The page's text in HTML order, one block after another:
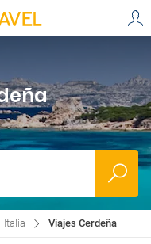
Italia Viajes Cerdeña